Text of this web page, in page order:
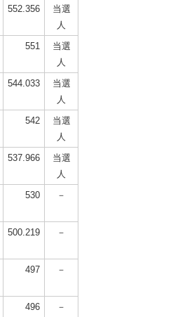
552.356
当選
人
551
当選
人
544.033
当選
人
542
当選
人
537.966
当選
人
530 －
500.219 －
497 －
496 －